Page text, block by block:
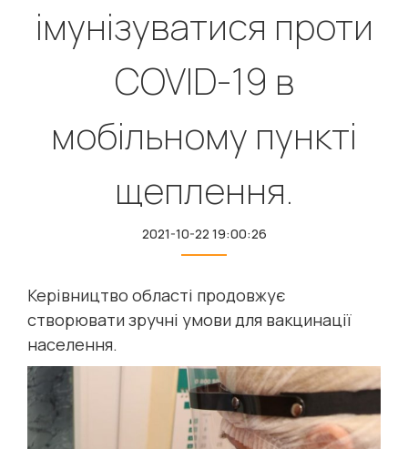
імунізуватися проти
COVID-19 в
мобільному пункті
щеплення.
2021-10-22 19:00:26
Керівництво області продовжує
створювати зручні умови для вакцинації
населення.